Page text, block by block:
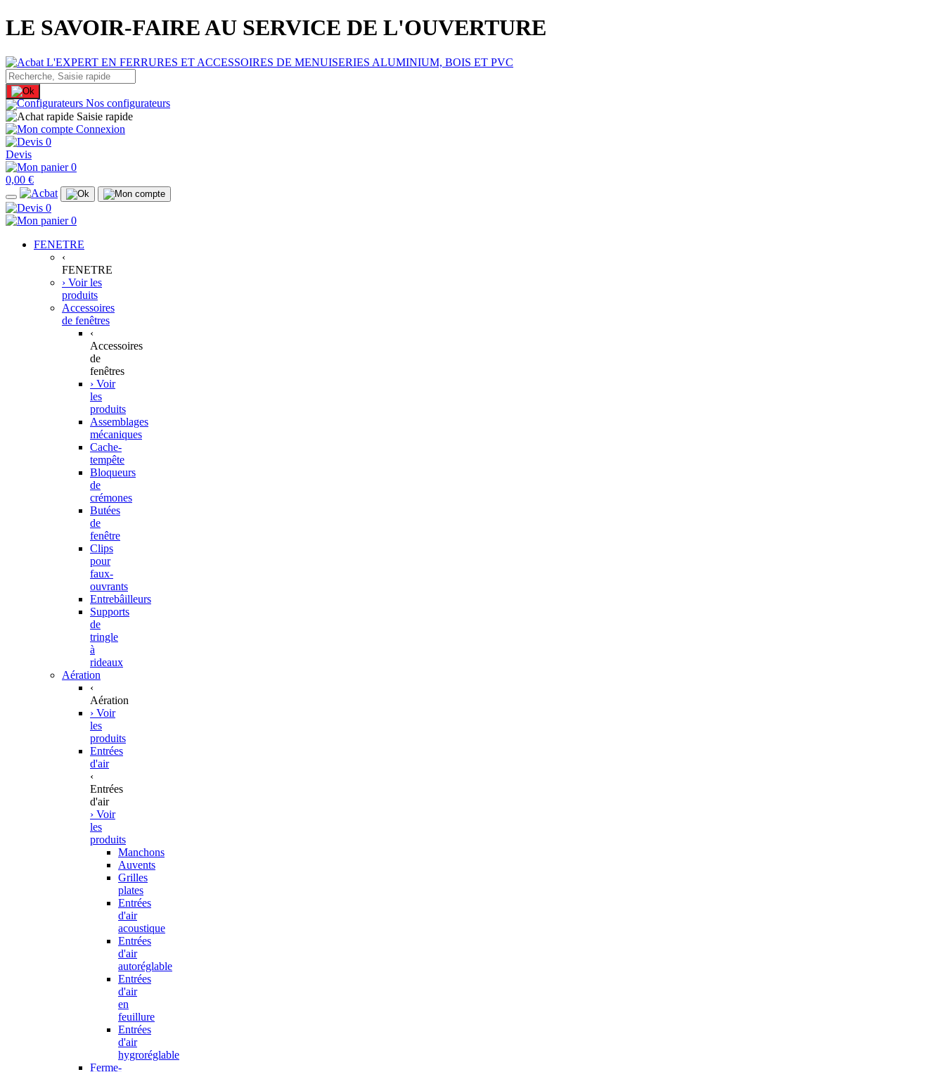
LE SAVOIR-FAIRE AU SERVICE DE L'OUVERTURE
Nos configurateurs
Saisie rapide
Connexion
0
Devis
0
0,00 €
0
0
FENETRE
‹
FENETRE
› Voir les
produits
Accessoires
de fenêtres
‹
Accessoires
de
fenêtres
› Voir
les
produits
Assemblages
mécaniques
Cache-
tempête
Bloqueurs
de
crémones
Butées
de
fenêtre
Clips
pour
faux-
ouvrants
Entrebâilleurs
Supports
de
tringle
à
rideaux
Aération
‹
Aération
› Voir
les
produits
Entrées
d'air
‹
Entrées
d'air
› Voir
les
produits
Manchons
Auvents
Grilles
plates
Entrées
d'air
acoustique
Entrées
d'air
autoréglable
Entrées
d'air
en
feuillure
Entrées
d'air
hygroréglable
Ferme-